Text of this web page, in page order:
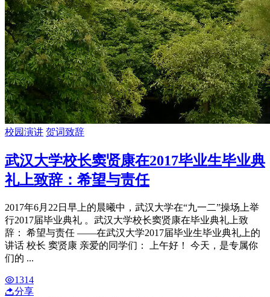
校园演讲 贺词致辞
武汉大学校长窦贤康在2017毕业生毕业典
礼上致辞：希望与责任
2017年6月22日早上的晨曦中，武汉大学在“九一二”操场上举
行2017届毕业典礼 。武汉大学校长窦贤康在毕业典礼上致
辞： 希望与责任 ——在武汉大学2017届毕业生毕业典礼上的
讲话 校长 窦贤康 亲爱的同学们： 上午好！ 今天，是专属你
们的 ...
1314
分享